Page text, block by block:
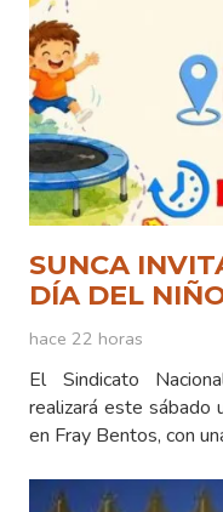
SUNCA
DÍA DEL
hace 22 horas
El Sindicato
realizará este sábado
en Fray Bentos, con